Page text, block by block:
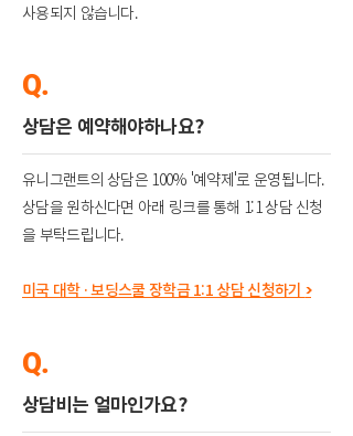
사용되지 않습니다.
Q.
상담은 예약해야하나요?
유니그랜트의 상담은 100% '예약제'로 운영됩니다.
상담을 원하신다면 아래 링크를 통해 1:1 상담 신청
을 부탁드립니다.
미국 대학 · 보딩스쿨 장학금 1:1 상담 신청하기 >
Q.
상담비는 얼마인가요?